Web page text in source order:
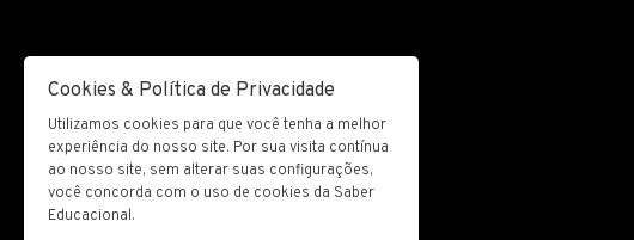
Cookies & Política de Privacidade
Utilizamos cookies para que você tenha a melhor
experiência do nosso site. Por sua visita contínua
ao nosso site, sem alterar suas configurações,
você concorda com o uso de cookies da Saber
Educacional.